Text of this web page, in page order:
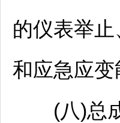
的仪表举
和应急应
(八)总